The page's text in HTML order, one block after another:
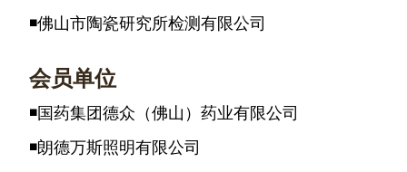
◾佛山市陶瓷研究所检测有限公司
会员单位
◾国药集团德众（佛山）药业有限公司
◾朗德万斯照明有限公司